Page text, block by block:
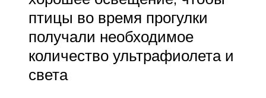
птицы во время прогулки
получали необходимое
количество ультрафиолета и
света